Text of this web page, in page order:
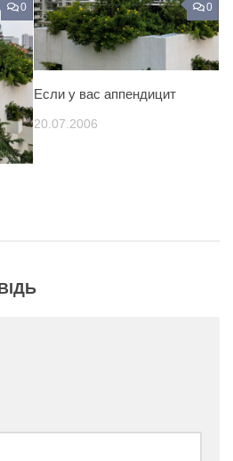
0 0
Если у вас аппендицит
20.07.2006